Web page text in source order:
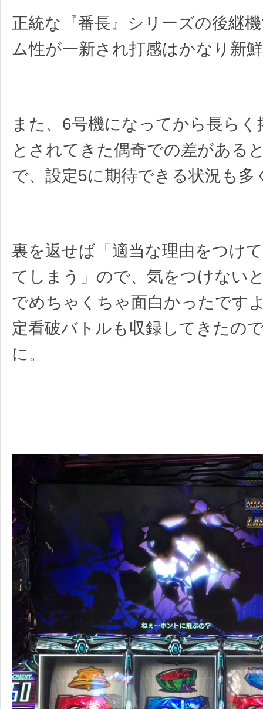
正統な『番長』シリーズの後継
ム性が一新され打感はかなり新
また、6号機になってから長ら
とされてきた偶奇での差がある
で、設定5に期待できる状況も多
裏を返せば「適当な理由をつけ
てしまう」ので、気をつけない
でめちゃくちゃ面白かったです
定看破バトルも収録してきたの
に。